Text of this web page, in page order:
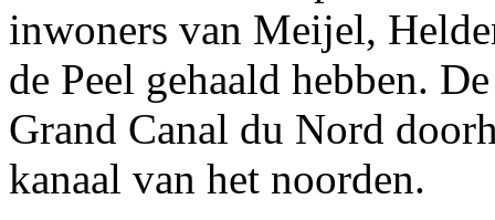
inwoners van Meijel,
de Peel gehaald hebben.
Grand Canal du Nord
kanaal van het noorden.